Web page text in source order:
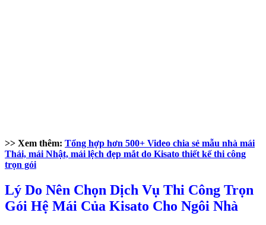
>> Xem thêm: Tổng hợp hơn 500+ Video chia sẻ mẫu nhà mái
Thái, mái Nhật, mái lệch đẹp mắt do Kisato thiết kế thi công
trọn gói
Lý Do Nên Chọn Dịch Vụ Thi Công Trọn
Gói Hệ Mái Của Kisato Cho Ngôi Nhà